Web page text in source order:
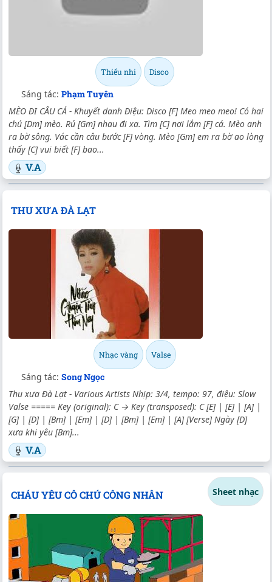
Thiếu nhi Disco
Sáng tác: Phạm Tuyên
MÈO ĐI CÂU CÁ - Khuyết danh Điệu: Disco [F] Meo meo meo! Có hai
chú [Dm] mèo. Rủ [Gm] nhau đi xa. Tìm [C] nơi lắm [F] cá. Mèo anh
ra bờ sông. Vác cần câu bước [F] vòng. Mèo [Gm] em ra bờ ao lòng
thấy [C] vui biết [F] bao...
V.A
THU XƯA ĐÀ LẠT
Nhạc vàng Valse
Sáng tác: Song Ngọc
Thu xưa Đà Lạt - Various Artists Nhịp: 3/4, tempo: 97, điệu: Slow
Valse ===== Key (original): C → Key (transposed): C [E] | [E] | [A] |
[G] | [D] | [Bm] | [Em] | [D] | [Bm] | [Em] | [A] [Verse] Ngày [D]
xưa khi yêu [Bm]...
V.A
CHÁU YÊU CÔ CHÚ CÔNG NHÂN Sheet nhạc